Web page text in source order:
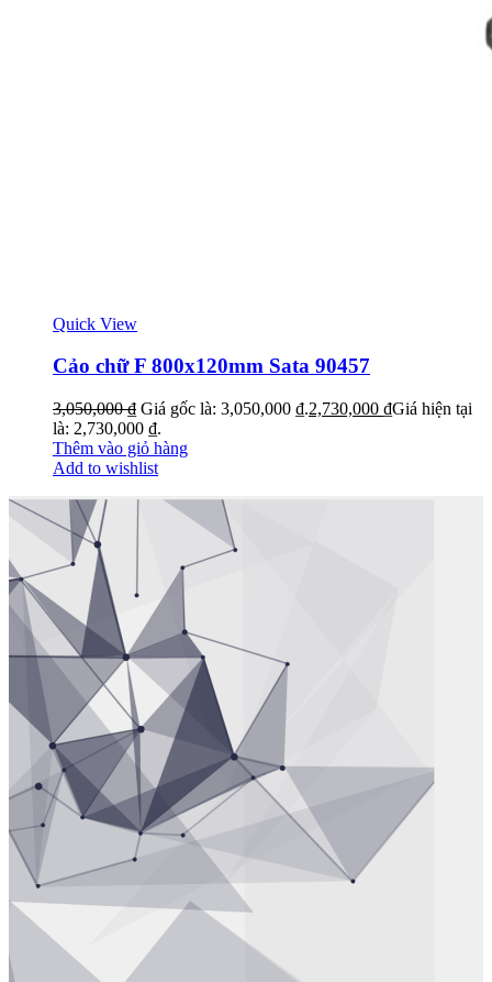
Quick View
Cảo chữ F 800x120mm Sata 90457
3,050,000₫ Giá gốc là: 3,050,000 ₫.2,730,000 ₫Giá hiện tại
là: 2,730,000 ₫.
Thêm vào giỏ hàng
Add to wishlist